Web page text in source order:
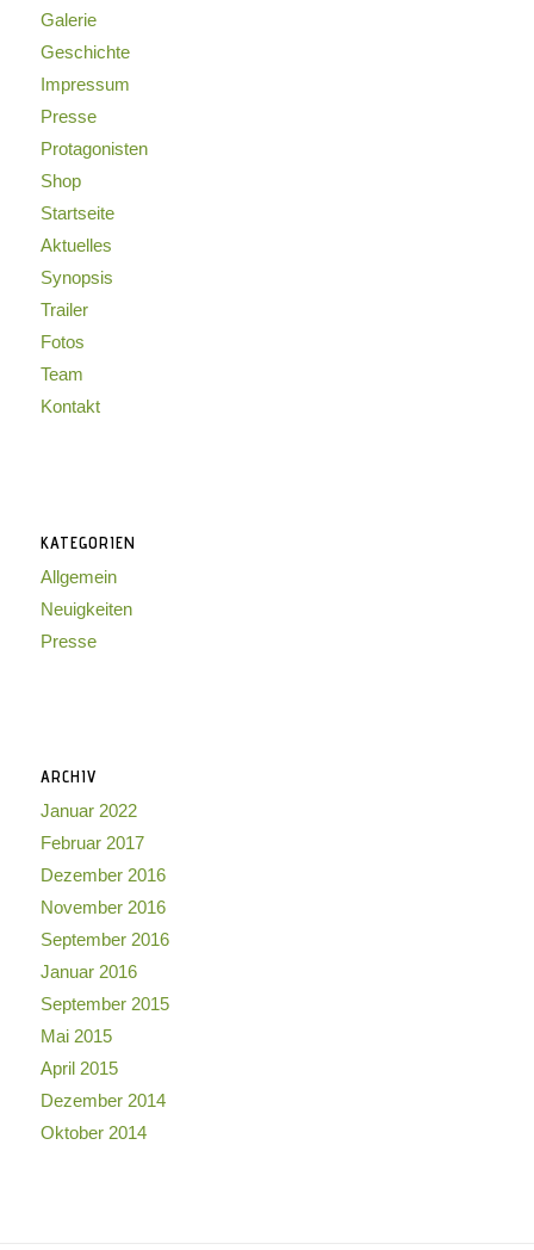
Galerie
Geschichte
Impressum
Presse
Protagonisten
Shop
Startseite
Aktuelles
Synopsis
Trailer
Fotos
Team
Kontakt
KATEGORIEN
Allgemein
Neuigkeiten
Presse
ARCHIV
Januar 2022
Februar 2017
Dezember 2016
November 2016
September 2016
Januar 2016
September 2015
Mai 2015
April 2015
Dezember 2014
Oktober 2014